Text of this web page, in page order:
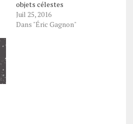
objets célestes
intéressants à observer
cet été. Nous avons tous
Juil 25, 2016
Dans "Éric Gagnon"